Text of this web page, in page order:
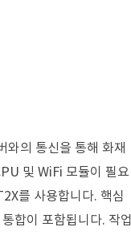
와의 통신을 통해 화재
및 WiFi 모듈이 필요
를 사용합니다. 핵심
합이 포함됩니다. 작업